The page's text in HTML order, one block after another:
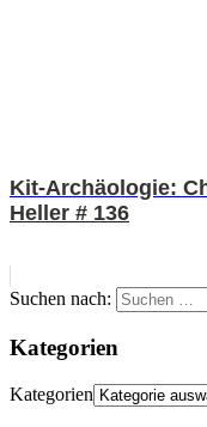
Kit-Archäologie:
Heller # 136
Suchen nach:
Kategorien
Kategorien